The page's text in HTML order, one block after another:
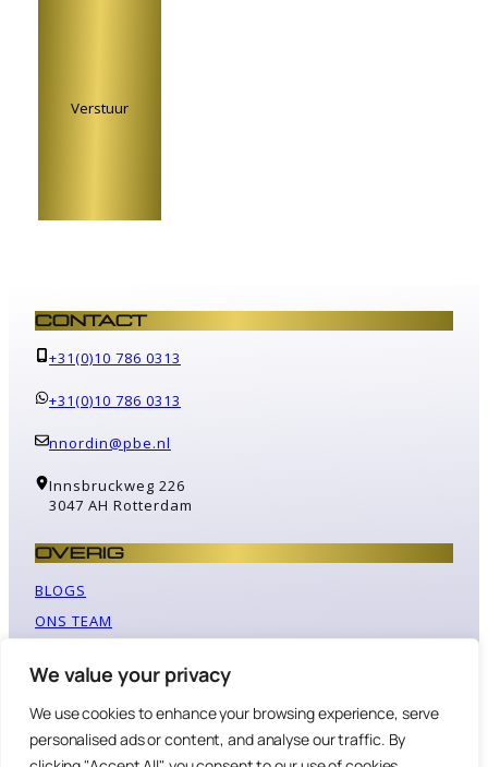
We value your privacy
We use cookies to enhance your browsing experience, serve
personalised ads or content, and analyse our traffic. By
CONTACT
+31(0)10 786 0313
+31(0)10 786 0313
nnordin@pbe.nl
Innsbruckweg 226
3047 AH Rotterdam
OVERIG
BLOGS
ONS TEAM
BEZIELEN
DUURZAAM REIZEN